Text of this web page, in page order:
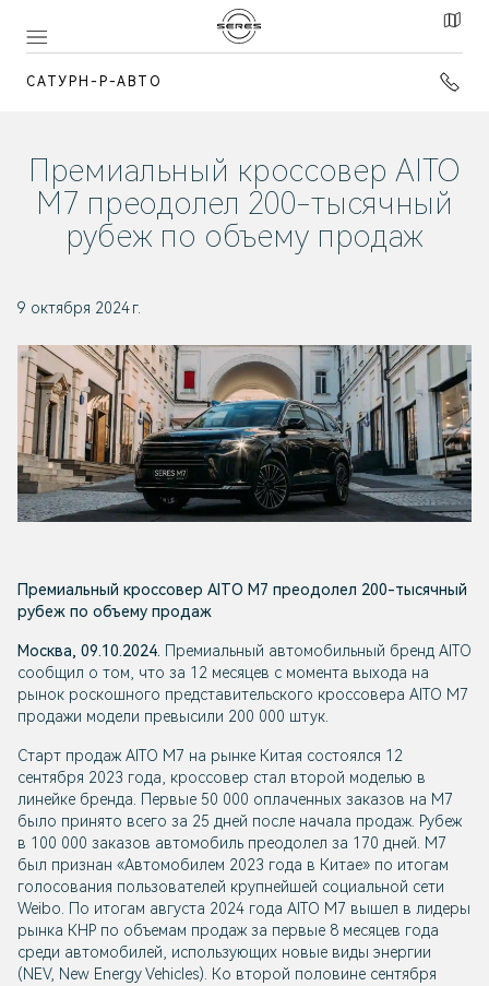
САТУРН-Р-АВТО
Премиальный кроссовер AITO
М7 преодолел 200-тысячный
рубеж по объему продаж
9 октября 2024 г.
Премиальный кроссовер AITO М7 преодолел 200-тысячный
рубеж по объему продаж
Москва, 09.10.2024. Премиальный автомобильный бренд AITO
сообщил о том, что за 12 месяцев с момента выхода на
рынок роскошного представительского кроссовера AITO М7
продажи модели превысили 200 000 штук.
Старт продаж AITO М7 на рынке Китая состоялся 12
сентября 2023 года, кроссовер стал второй моделью в
линейке бренда. Первые 50 000 оплаченных заказов на М7
было принято всего за 25 дней после начала продаж. Рубеж
в 100 000 заказов автомобиль преодолел за 170 дней. М7
был признан «Автомобилем 2023 года в Китае» по итогам
голосования пользователей крупнейшей социальной сети
Weibo. По итогам августа 2024 года AITO М7 вышел в лидеры
рынка КНР по объемам продаж за первые 8 месяцев года
среди автомобилей, использующих новые виды энергии
(NEV, New Energy Vehicles). Ко второй половине сентября